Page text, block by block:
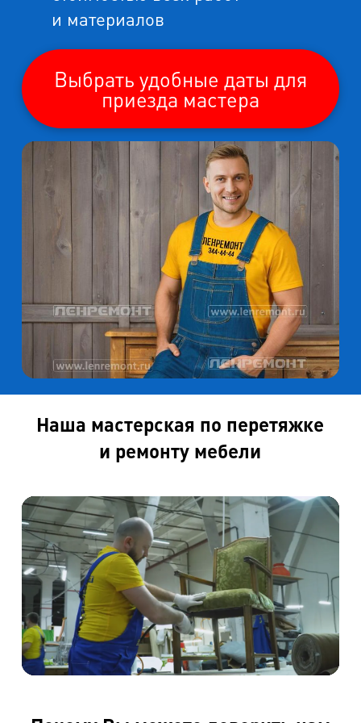
и материалов
Выбрать удобные даты для
приезда мастера
Наша мастерская по перетяжке
и ремонту мебели